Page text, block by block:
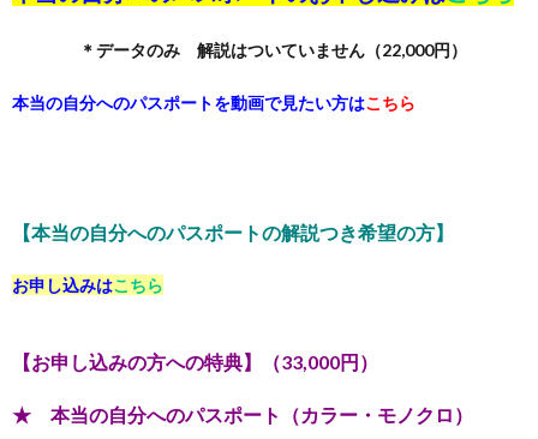
＊データのみ 解説はついていません（22,000円）
本当の自分へのパスポートを動画で見たい方はこちら
【本当の自分へのパスポートの解説つき希望の方】
お申し込みはこちら
【お申し込みの方への特典】（33,000円）
★ 本当の自分へのパスポート（カラー・モノクロ）